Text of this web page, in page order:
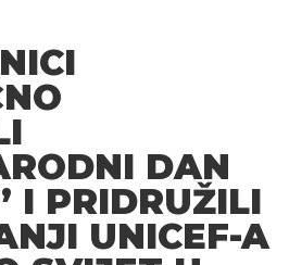
DAN
I PRIDRUŽILI
UNICEF-A